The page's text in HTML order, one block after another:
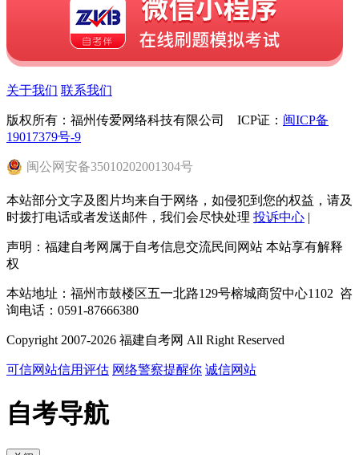
关于我们 联系我们
版权所有：福州传爱网络科技有限公司 ICP证： 闽ICP备
19017379号-9
闽公网安备35010202001304号
本站部分文字及图片均来自于网络，如侵犯到您的权益，请及
时拨打电话或者发送邮件，我们会尽快处理 投诉中心 |
声明：福建自考网属于自考信息交流民间网站 本站享有解释
权
本站地址：福州市鼓楼区五一北路129号榕城商贸中心1102 咨
询电话：0591-87666380
Copyright 2007-2026 福建自考网 All Right Reserved
可信网站信用评估 网络警察提醒你 诚信网站
自考导航